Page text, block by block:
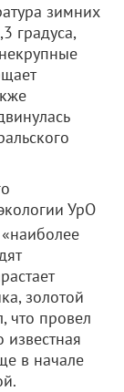
зимних
градуса,
УрО
золотой
что провел
в начале